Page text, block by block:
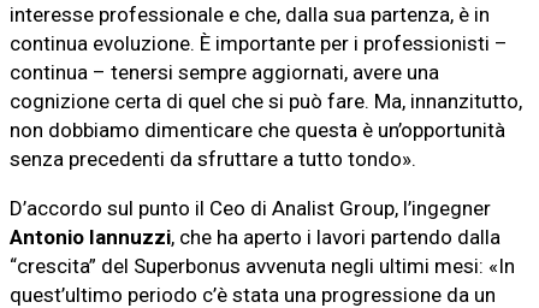
interesse professionale e che, dalla sua partenza, è in
continua evoluzione. È importante per i professionisti –
continua – tenersi sempre aggiornati, avere una
cognizione certa di quel che si può fare. Ma, innanzitutto,
non dobbiamo dimenticare che questa è un’opportunità
senza precedenti da sfruttare a tutto tondo».
D’accordo sul punto il Ceo di Analist Group, l’ingegner
Antonio Iannuzzi, che ha aperto i lavori partendo dalla
“crescita” del Superbonus avvenuta negli ultimi mesi: «In
quest’ultimo periodo c’è stata una progressione da un